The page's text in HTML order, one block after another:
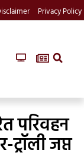
Privacy Policy
परिवहन
जप्त